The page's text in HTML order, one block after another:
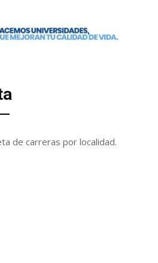
de carreras por localidad.